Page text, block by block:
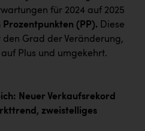
für 2024 auf 2025
Prozentpunkten (PP). Diese
den Grad der Veränderung,
Plus und umgekehrt.
Neuer Verkaufsrekord
zweistelliges